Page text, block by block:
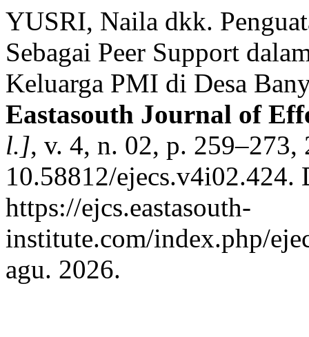
YUSRI, Naila dkk.
Sebagai Peer Support
Keluarga PMI di Desa
Eastasouth Journal of
l.], v. 4, n. 02, p.
10.58812/ejecs.v4i02.424.
https://ejcs.eastasouth-
institute.com/index.php/
agu. 2026.